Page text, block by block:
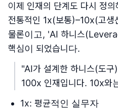
이제 인재의 단계도 다시 정
전통적인 1x(보통)–10x(고
물론이고, 'AI 하니스
핵심이 되었습니다.
"AI가 설계한 하니스(도구
100x 인재입니다. 10x와
1x: 평균적인 실무자